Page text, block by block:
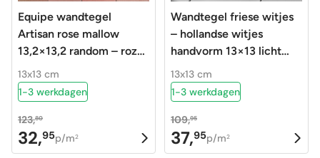
Equipe wandtegel
Artisan rose mallow
13,2×13,2 random – roze
glans – handvorm –
24456
13x13 cm
1-3 werkdagen
123,80
Oorspronkelijke
32,95
Huidigep/m2
Wandtegel friese witjes
– hollandse witjes
handvorm 13×13 licht
grijs – pearl
13x13 cm
1-3 werkdagen
109,95
Oorspronkelijke
37,95
Huidigep/m2